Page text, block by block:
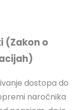
(Zakon o
dostopa do
naročnika